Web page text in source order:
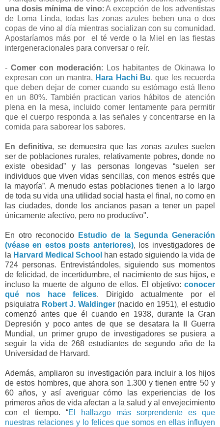
una dosis mínima de vino: A excepción de los adventistas
de Loma Linda, todas las zonas azules beben una o dos
copas de vino al día mientras socializan con su comunidad.
Apostaríamos más por
el té verde o la Miel en las fiestas
intergeneracionales para conversar o reír.
- Comer con moderación: Los habitantes de Okinawa lo
expresan con un mantra, Hara Hachi Bu, que les recuerda
que deben dejar de comer cuando su estómago está lleno
en un 80%. También practican varios hábitos de atención
plena en la mesa, incluido comer lentamente para permitir
que el cuerpo responda a las señales y concentrarse en la
comida para saborear los sabores.
En definitiva, se demuestra que las zonas azules suelen
ser de poblaciones rurales, relativamente pobres, donde no
existe obesidad” y las personas longevas “suelen ser
individuos que viven vidas sencillas, con menos estrés que
la mayoría”. A menudo estas poblaciones tienen a lo largo
de toda su vida una utilidad social hasta el final, no como en
las ciudades, donde los ancianos pasan a tener un papel
únicamente afectivo, pero no productivo".
En otro reconocido
Estudio de la Segunda Generación
(véase en estos posts anteriores), los investigadores de
la Harvard Medical School han estado siguiendo la vida de
724 personas. Entrevistándoles, siguiendo sus momentos
de felicidad, de incertidumbre, el nacimiento de sus hijos, e
incluso la muerte de alguno de ellos. El objetivo: conocer
qué nos hace felices.
Dirigido actualmente por el
psiquiatra Robert J. Waldinger(nacido en 1951), el estudio
comenzó antes que él cuando en 1938, durante la Gran
Depresión y poco antes de que se desatara la II Guerra
Mundial, un primer grupo de investigadores se pusiera a
seguir la vida de 268 estudiantes de segundo año de la
Universidad de Harvard.
Además, ampliaron su investigación para incluir a los hijos
de estos hombres, que ahora son 1.300 y tienen entre 50 y
60 años, y así averiguar cómo las experiencias de los
primeros años de vida afectan a la salud y al envejecimiento
con el tiempo. “El hallazgo más sorprendente es que
nuestras relaciones y lo felices que somos en ellas influyen